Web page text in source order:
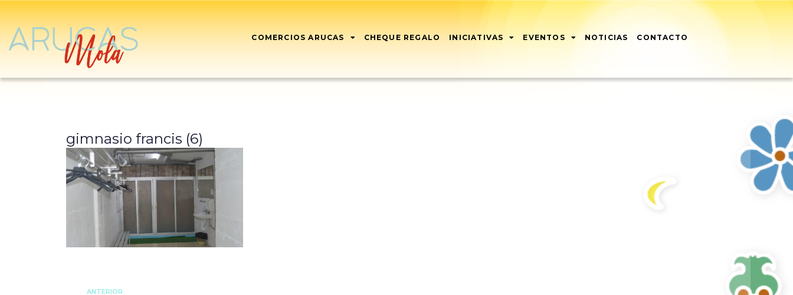
COMERCIOS ARUCAS CHEQUE REGALO INICIATIVAS EVENTOS NOTICIAS CONTACTO
gimnasio francis (6)
ANTERIOR